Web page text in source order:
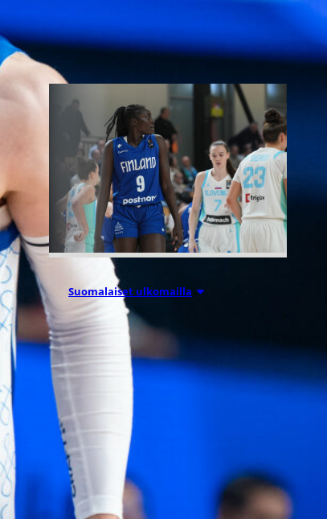
paikkoja.
Suomalaiset ulkomailla
06.08.2026 09:16
Mystics nousi
20 pisteen
takaa voittoon
Wingsiä